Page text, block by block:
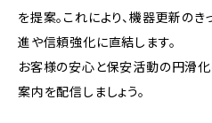
を提案。これにより、機器更新の
進や信頼強化に直結します。
お客様の安心と保安活動の円滑
案内を配信しましょう。